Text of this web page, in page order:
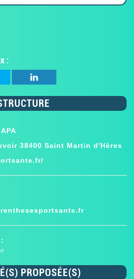
:
38400 Saint Martin d'Hères
PROPOSÉE(S)